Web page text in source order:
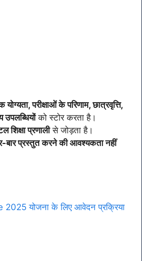
योग्यता, परीक्षाओं के परिणाम, छात्रवृत्ति,
उपलब्धियोंको स्टोर करता है।
शिक्षा प्रणालीसे जोड़ता है।
बार प्रस्तुत करने की आवश्यकता नहीं
योजना के लिए आवेदन प्रक्रिया